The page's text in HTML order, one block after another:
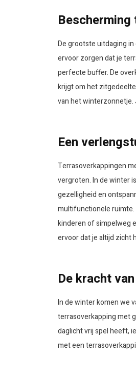
De grootste uitdaging
ervoor zorgen dat je
perfecte buffer. De
krijgt om het
van het winterzonnetje.
Een
Terrasoverkappingen
vergroten. In de winter
gezelligheid en
multifunctionele ruimte.
kinderen of simpelweg
ervoor dat je altijd zicht
De kracht
In de winter komen we
terrasoverkapping met
daglicht vrij spel heeft,
met een